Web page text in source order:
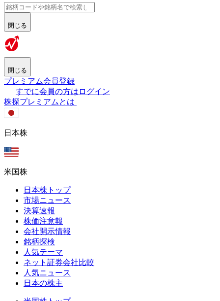
閉じる
閉じる
プレミアム会員登録
すでに会員の方はログイン
株探プレミアムとは
日本株
米国株
日本株トップ
市場ニュース
決算速報
株価注意報
会社開示情報
銘柄探検
人気テーマ
ネット証券会社比較
人気ニュース
日本の株主